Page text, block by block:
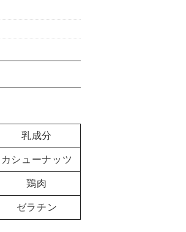
乳成分
カシューナッツ
鶏肉
ゼラチン